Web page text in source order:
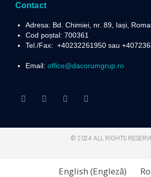
Contact
Adresa: Bd. Chimiei, nr. 89, Iași,
Cod poștal: 700361
Tel./Fax: +40232261950 sau
Email: office@dacorumgrup.ro
© 2024 ALL RIGHTS
English (Engleză)